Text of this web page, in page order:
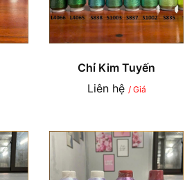
Chỉ Kim Tuyến
Liên hệ / Giá